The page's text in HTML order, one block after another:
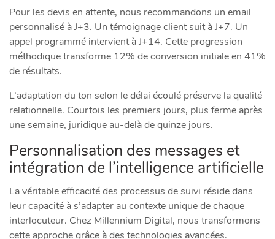
Pour les devis en attente, nous recommandons un email
personnalisé à J+3. Un témoignage client suit à J+7. Un
appel programmé intervient à J+14. Cette progression
méthodique transforme 12% de conversion initiale en 41%
de résultats.
L’adaptation du ton selon le délai écoulé préserve la qualité
relationnelle. Courtois les premiers jours, plus ferme après
une semaine, juridique au-delà de quinze jours.
Personnalisation des messages et
intégration de l’intelligence artificielle
La véritable efficacité des processus de suivi réside dans
leur capacité à s’adapter au contexte unique de chaque
interlocuteur. Chez Millennium Digital, nous transformons
cette approche grâce à des technologies avancées.